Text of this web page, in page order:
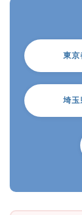
東京
埼玉